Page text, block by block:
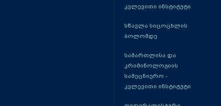
კვლევითი ინსტიტუტი
სწავლა სიცოცხლის
ბოლომდე
სამართლისა და
კრიმინოლოგიის
სამეცნიერო -
კვლევითი ინსტიტუტი